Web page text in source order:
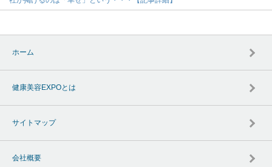
ホーム
健康美容EXPOとは
サイトマップ
会社概要